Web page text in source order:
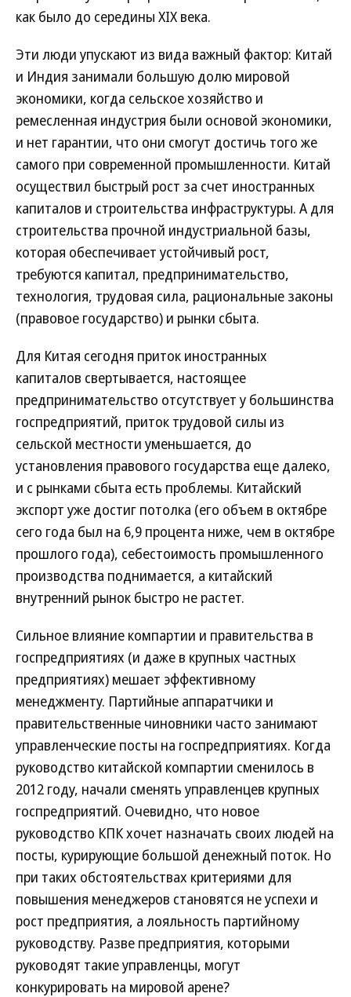
как было до середины XIX века.
Эти люди упускают из вида важный фактор: Китай
и Индия занимали большую долю мировой
экономики, когда сельское хозяйство и
ремесленная индустрия были основой экономики,
и нет гарантии, что они смогут достичь того же
самого при современной промышленности. Китай
осуществил быстрый рост за счет иностранных
капиталов и строительства инфраструктуры. А для
строительства прочной индустриальной базы,
которая обеспечивает устойчивый рост,
требуются капитал, предпринимательство,
технология, трудовая сила, рациональные законы
(правовое государство) и рынки сбыта.
Для Китая сегодня приток иностранных
капиталов свертывается, настоящее
предпринимательство отсутствует у большинства
госпредприятий, приток трудовой силы из
сельской местности уменьшается, до
установления правового государства еще далеко,
и с рынками сбыта есть проблемы. Китайский
экспорт уже достиг потолка (его объем в октябре
сего года был на 6,9 процента ниже, чем в октябре
прошлого года), себестоимость промышленного
производства поднимается, а китайский
внутренний рынок быстро не растет.
Сильное влияние компартии и правительства в
госпредприятиях (и даже в крупных частных
предприятиях) мешает эффективному
менеджменту. Партийные аппаратчики и
правительственные чиновники часто занимают
управленческие посты на госпредприятиях. Когда
руководство китайской компартии сменилось в
2012 году, начали сменять управленцев крупных
госпредприятий. Очевидно, что новое
руководство КПК хочет назначать своих людей на
посты, курирующие большой денежный поток. Но
при таких обстоятельствах критериями для
повышения менеджеров становятся не успехи и
рост предприятия, а лояльность партийному
руководству. Разве предприятия, которыми
руководят такие управленцы, могут
конкурировать на мировой арене?